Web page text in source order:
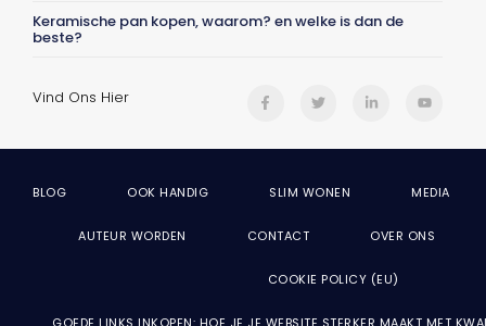
Keramische pan kopen, waarom? en welke is dan de
beste?
Vind Ons Hier
BLOG OOK HANDIG SLIM WONEN MEDIA
AUTEUR WORDEN CONTACT OVER ONS
COOKIE POLICY (EU)
GOEDE LINKS INKOPEN: HOE JE JE WEBSITE STERKER MAAKT MET